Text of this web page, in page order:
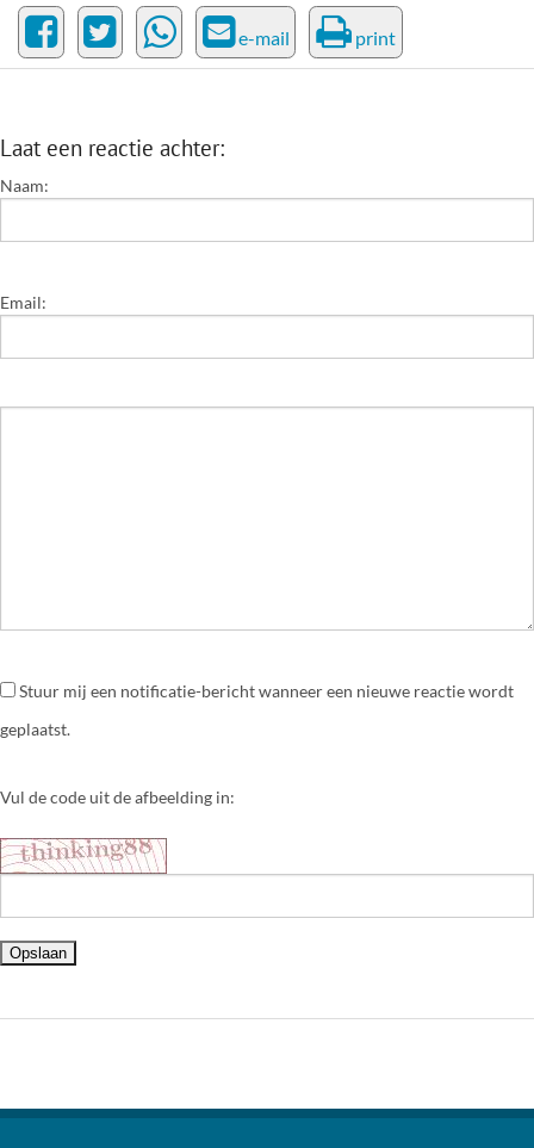
e-mail print
Laat een reactie achter:
Naam:
Email:
Stuur mij een notificatie-bericht wanneer een nieuwe reactie wordt
geplaatst.
Vul de code uit de afbeelding in: